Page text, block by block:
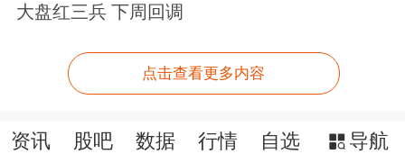
订单5953万载重吨，同比增长195.2%，
全球占比高达84.9%；截至3月末，手持
订单32230万载重吨，同比增长43.6%，
占全球总量69.8%，市场话语权持续提
大盘红三兵 下周回调
点击查看更多内容
资讯 股吧 数据 行情 自选 导航